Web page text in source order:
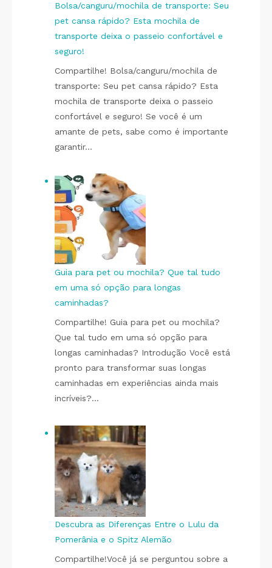
Bolsa/canguru/mochila de transporte: Seu
pet cansa rápido? Esta mochila de
transporte deixa o passeio confortável e
seguro!
Compartilhe! Bolsa/canguru/mochila de
transporte: Seu pet cansa rápido? Esta
mochila de transporte deixa o passeio
confortável e seguro! Se você é um
amante de pets, sabe como é importante
garantir…
Guia para pet ou mochila? Que tal tudo
em uma só opção para longas
caminhadas?
Compartilhe! Guia para pet ou mochila?
Que tal tudo em uma só opção para
longas caminhadas? Introdução Você está
pronto para transformar suas longas
caminhadas em experiências ainda mais
incríveis?…
Descubra as Diferenças Entre o Lulu da
Pomerânia e o Spitz Alemão
Compartilhe!Você já se perguntou sobre a